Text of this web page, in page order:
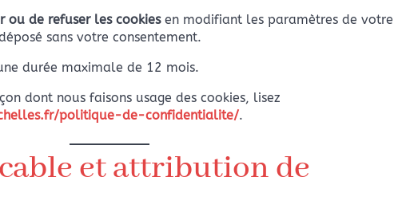
ou de refuser les cookiesen modifiant les paramètres de votre
sans votre consentement.
durée maximale de 12 mois.
dont nous faisons usage des cookies, lisez
politique-de-confidentialite/.
et attribution de